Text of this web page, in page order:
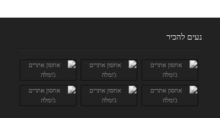
נעים להכיר